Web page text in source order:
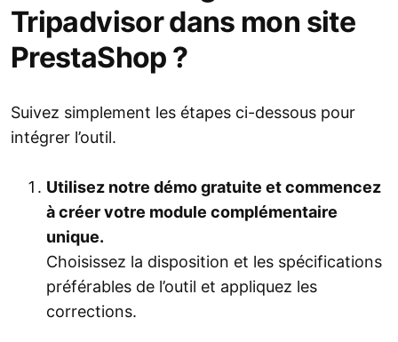
Tripadvisor dans mon site
PrestaShop ?
Suivez simplement les étapes ci-dessous pour
intégrer l’outil.
Utilisez notre démo gratuite et commencez
à créer votre module complémentaire
unique.
Choisissez la disposition et les spécifications
préférables de l’outil et appliquez les
corrections.